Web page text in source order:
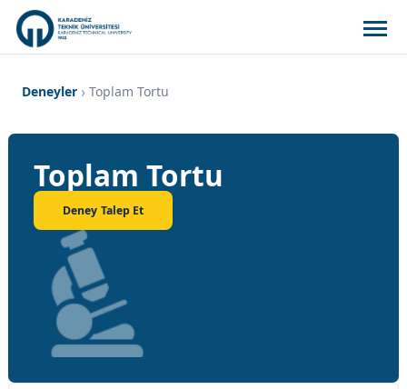
Deneyler Toplam Tortu
Toplam Tortu
Deney Talep Et